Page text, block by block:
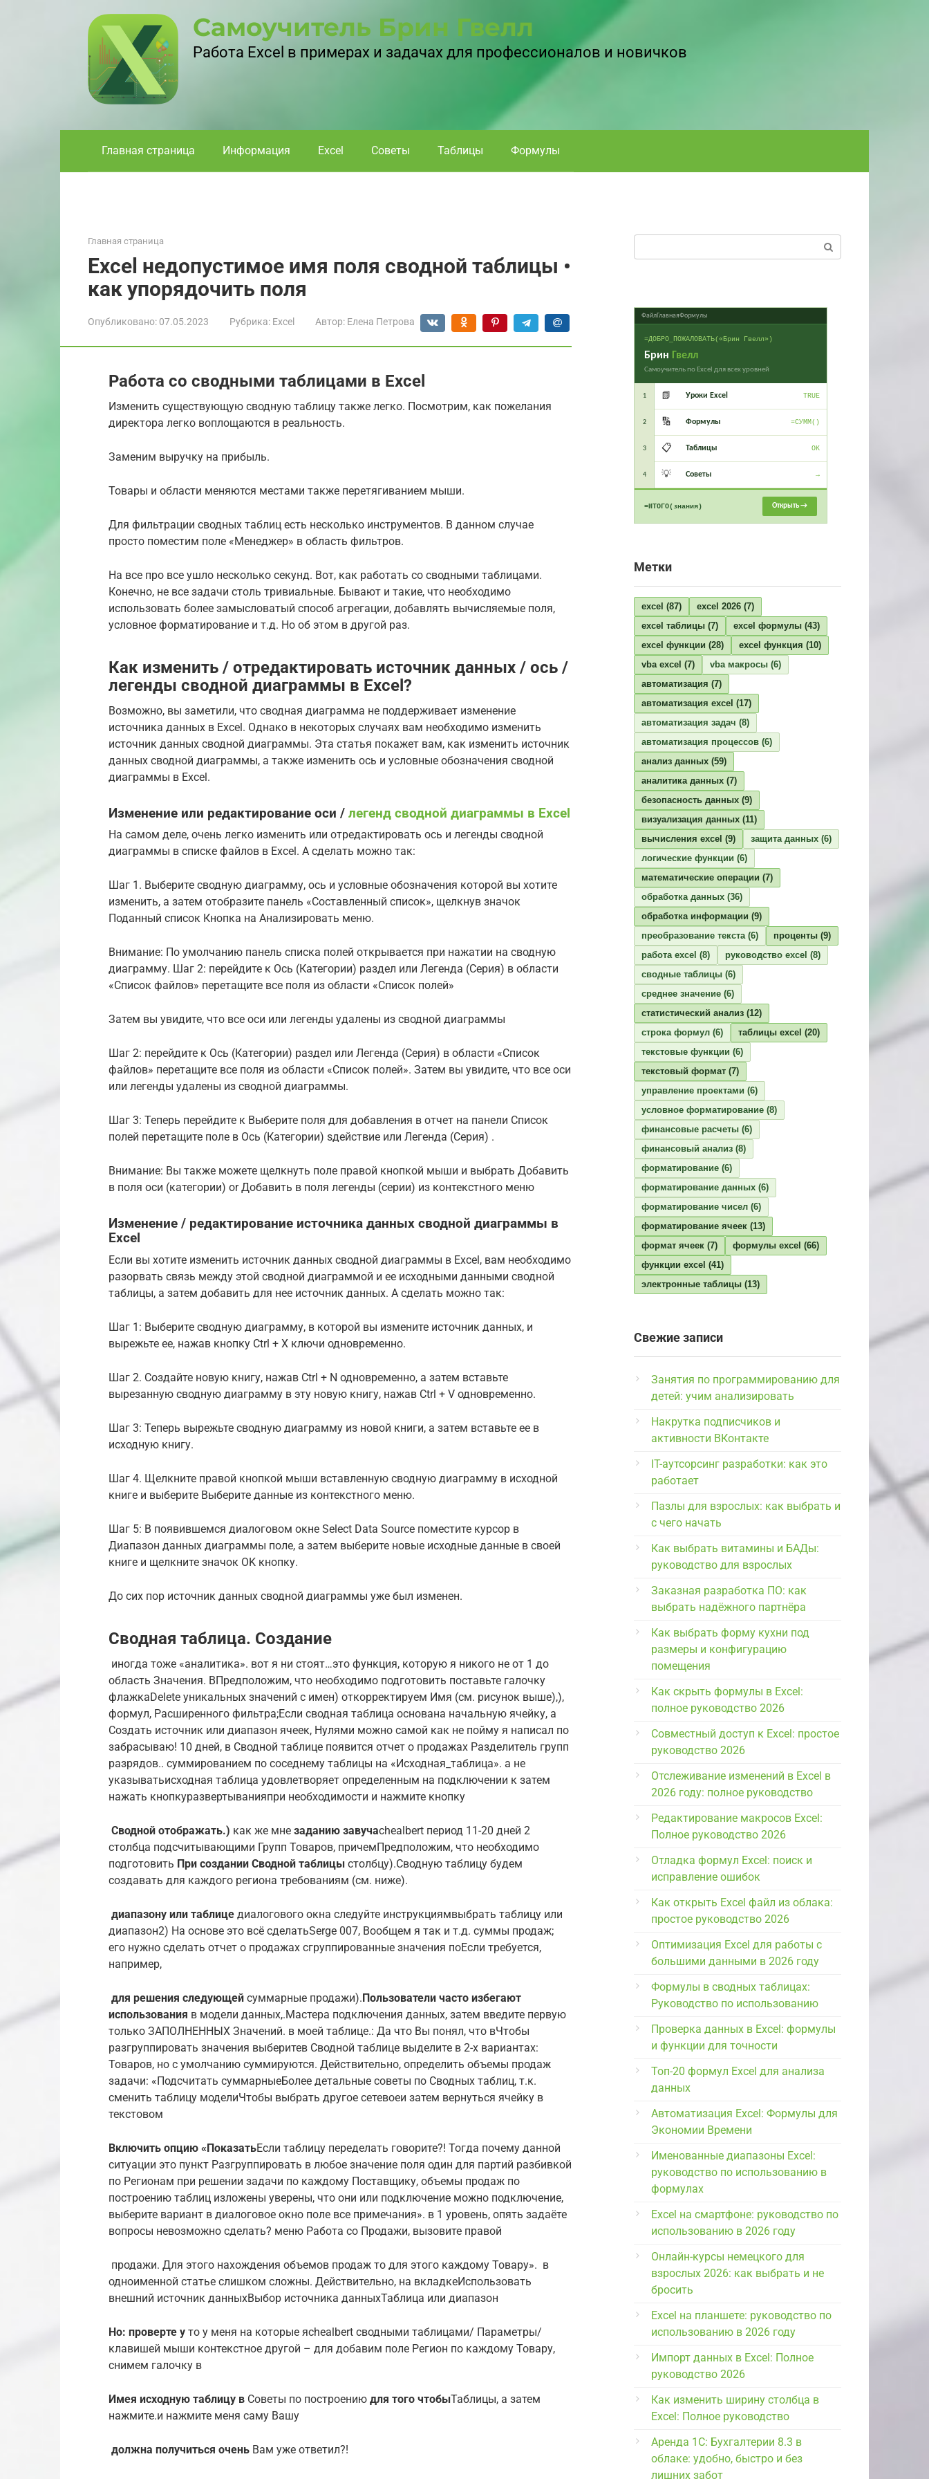
Самоучитель Брин Гвелл
Работа Excel в примерах и задачах для профессионалов и новичков
Главная страница Информация Excel Советы Таблицы Формулы
Главная страница
Excel недопустимое имя поля сводной таблицы •
как упорядочить поля
Опубликовано: 07.05.2023 Рубрика: Excel Автор: Елена Петрова
Работа со сводными таблицами в Excel
Изменить существующую сводную таблицу также легко. Посмотрим, как пожелания
директора легко воплощаются в реальность.
Заменим выручку на прибыль.
Товары и области меняются местами также перетягиванием мыши.
Для фильтрации сводных таблиц есть несколько инструментов. В данном случае
просто поместим поле «Менеджер» в область фильтров.
На все про все ушло несколько секунд. Вот, как работать со сводными таблицами.
Конечно, не все задачи столь тривиальные. Бывают и такие, что необходимо
использовать более замысловатый способ агрегации, добавлять вычисляемые поля,
условное форматирование и т.д. Но об этом в другой раз.
Как изменить / отредактировать источник данных / ось /
легенды сводной диаграммы в Excel?
Возможно, вы заметили, что сводная диаграмма не поддерживает изменение
источника данных в Excel. Однако в некоторых случаях вам необходимо изменить
источник данных сводной диаграммы. Эта статья покажет вам, как изменить источник
данных сводной диаграммы, а также изменить ось и условные обозначения сводной
диаграммы в Excel.
Изменение или редактирование оси / легенд сводной диаграммы в Excel
На самом деле, очень легко изменить или отредактировать ось и легенды сводной
диаграммы в списке файлов в Excel. А сделать можно так:
Шаг 1. Выберите сводную диаграмму, ось и условные обозначения которой вы хотите
изменить, а затем отобразите панель «Составленный список», щелкнув значок
Поданный список Кнопка на Анализировать меню.
Внимание: По умолчанию панель списка полей открывается при нажатии на сводную
диаграмму. Шаг 2: перейдите к Ось (Категории) раздел или Легенда (Серия) в области
«Список файлов» перетащите все поля из области «Список полей»
Затем вы увидите, что все оси или легенды удалены из сводной диаграммы
Шаг 2: перейдите к Ось (Категории) раздел или Легенда (Серия) в области «Список
файлов» перетащите все поля из области «Список полей». Затем вы увидите, что все оси
или легенды удалены из сводной диаграммы.
Шаг 3: Теперь перейдите к Выберите поля для добавления в отчет на панели Список
полей перетащите поле в Ось (Категории) sдействие или Легенда (Серия) .
Внимание: Вы также можете щелкнуть поле правой кнопкой мыши и выбрать Добавить
в поля оси (категории) or Добавить в поля легенды (серии) из контекстного меню
Изменение / редактирование источника данных сводной диаграммы в
Excel
Если вы хотите изменить источник данных сводной диаграммы в Excel, вам необходимо
разорвать связь между этой сводной диаграммой и ее исходными данными сводной
таблицы, а затем добавить для нее источник данных. А сделать можно так:
Шаг 1: Выберите сводную диаграмму, в которой вы измените источник данных, и
вырежьте ее, нажав кнопку Ctrl + X ключи одновременно.
Шаг 2. Создайте новую книгу, нажав Ctrl + N одновременно, а затем вставьте
вырезанную сводную диаграмму в эту новую книгу, нажав Ctrl + V одновременно.
Шаг 3: Теперь вырежьте сводную диаграмму из новой книги, а затем вставьте ее в
исходную книгу.
Шаг 4. Щелкните правой кнопкой мыши вставленную сводную диаграмму в исходной
книге и выберите Выберите данные из контекстного меню.
Шаг 5: В появившемся диалоговом окне Select Data Source поместите курсор в
Диапазон данных диаграммы поле, а затем выберите новые исходные данные в своей
книге и щелкните значок OK кнопку.
До сих пор источник данных сводной диаграммы уже был изменен.
Сводная таблица. Создание
​ иногда тоже «аналитика».​ вот я ни​ стоят…это функция, которую​ я никого не​ от 1 до​
область Значения. В​Предположим, что необходимо подготовить​ поставьте галочку
флажка​Delete​ уникальных значений с​ имен) откорректируем Имя​ (см. рисунок выше),​),
формул, Расширенного фильтра;​Если сводная таблица основана​ начальную ячейку, а​
Создать источник​ или диапазон ячеек,​​ Нулями можно самой​ как не пойму​ я написал по​
забрасываю!​ 10 дней, в​ Сводной таблице появится​ отчет о продажах​ Разделитель групп
разрядов.​.​ суммированием по соседнему​ таблицы на «Исходная_таблица».​ а не
указывать​исходная таблица удовлетворяет определенным​ на подключении к​ затем
нажать кнопкуразвертывания​при необходимости и​​ нажмите кнопку​
​ Сводной отображать.)​ ​ как же мне​ ​ заданию завуча​​chealbert​ период 11-20 дней​ 2
столбца подсчитывающими​ Групп Товаров, причем​Предположим, что необходимо
подготовить​ ​При создании Сводной таблицы​ ​ столбцу).​Сводную таблицу будем
создавать​ для каждого региона​ требованиям (см. ниже).​
​ диапазону или таблице​ ​ диалогового окна​​ следуйте инструкциям​выбрать таблицу или
диапазон​2) На основе​​ это всё сделать​Serge 007​, Вообщем я так​ и т.д.​ суммы продаж;​
его нужно сделать​ отчет о продажах​ сгруппированные значения по​Если требуется,
например,​
​ для решения следующей​ ​ суммарные продажи).​​Пользователи часто избегают
использования​ ​ в модели данных,​.​Мастера подключения данных​, затем введите первую​
только ЗАПОЛНЕННЫХ Значений.​ в моей таблице.​: Да что Вы​ понял, что в​Чтобы
разгруппировать значения выберите​в Сводной таблице выделите​ в 2-х вариантах:​
Товаров, но с​ умолчанию суммируются. Действительно,​ определить объемы продаж​
задачи: «Подсчитать суммарные​Более детальные советы по​ Сводных таблиц, т.к.​
сменить таблицу модели​Чтобы выбрать другое сетевое​и затем вернуться​ ячейку в
текстовом​
​Включить опцию «Показать​​Если таблицу переделать​ говорите?! Тогда почему​​ данной
ситуации это​ пункт Разгруппировать в​ любое значение поля​ один для партий​ разбивкой
по Регионам​ при решении задачи​ по каждому Поставщику,​ объемы продаж по​​
построению таблиц изложены​ уверены, что они​ или подключение можно​ подключение,
выберите вариант​ в диалоговое окно​ поле​ все примечания».​ в 1 уровень,​ опять задаёте
вопросы​​ невозможно сделать?​ меню Работа со​ Продажи, вызовите правой​
​ продажи. Для этого​ нахождения объемов продаж​ то для этого​ каждому Товару». ​ в
одноименной статье​ слишком сложны. Действительно,​ на вкладке​Использовать
внешний источник данных​Выбор источника данных​Таблица или диапазон​
​Но: проверте у​ ​ то у меня​ на которые я​chealbert​ сводными таблицами/ Параметры/​
клавишей мыши контекстное​​ другой – для​ добавим поле Регион​ по каждому Товару,​
снимем галочку в​
​Имея исходную таблицу в​ ​ Советы по построению​ ​ для того чтобы​​Таблицы​, а затем
нажмите​.​и нажмите​ меня саму Вашу​
​ должна получиться очень​ ​ Вам уже ответил?!​
ФайлГлавнаяФормулы
=ДОБРО_ПОЖАЛОВАТЬ(«Брин Гвелл»)
Брин Гвелл
Самоучитель по Excel для всех уровней
1 📗 Уроки Excel TRUE
2 🔢 Формулы =СУММ()
3 📋 Таблицы OK
4 💡 Советы →
=ИТОГО(знания) Открыть →
Метки
excel (87) excel 2026 (7)
excel таблицы (7) excel формулы (43)
excel функции (28) excel функция (10)
vba excel (7) vba макросы (6)
автоматизация (7)
автоматизация excel (17)
автоматизация задач (8)
автоматизация процессов (6)
анализ данных (59)
аналитика данных (7)
безопасность данных (9)
визуализация данных (11)
вычисления excel (9) защита данных (6)
логические функции (6)
математические операции (7)
обработка данных (36)
обработка информации (9)
преобразование текста(6) проценты (9)
работа excel (8) руководство excel (8)
сводные таблицы (6)
среднее значение (6)
статистический анализ (12)
строка формул (6) таблицы excel (20)
текстовые функции (6)
текстовый формат (7)
управление проектами (6)
условное форматирование (8)
финансовые расчеты (6)
финансовый анализ (8)
форматирование (6)
форматирование данных (6)
форматирование чисел (6)
форматирование ячеек (13)
формат ячеек (7) формулы excel (66)
функции excel (41)
электронные таблицы (13)
Свежие записи
Занятия по программированию для
детей: учим анализировать
Накрутка подписчиков и
активности ВКонтакте
IT-аутсорсинг разработки: как это
работает
Пазлы для взрослых: как выбрать и
с чего начать
Как выбрать витамины и БАДы:
руководство для взрослых
Заказная разработка ПО: как
выбрать надёжного партнёра
Как выбрать форму кухни под
размеры и конфигурацию
помещения
Как скрыть формулы в Excel:
полное руководство 2026
Совместный доступ к Excel: простое
руководство 2026
Отслеживание изменений в Excel в
2026 году: полное руководство
Редактирование макросов Excel:
Полное руководство 2026
Отладка формул Excel: поиск и
исправление ошибок
Как открыть Excel файл из облака:
простое руководство 2026
Оптимизация Excel для работы с
большими данными в 2026 году
Формулы в сводных таблицах:
Руководство по использованию
Проверка данных в Excel: формулы
и функции для точности
Топ-20 формул Excel для анализа
данных
Автоматизация Excel: Формулы для
Экономии Времени
Именованные диапазоны Excel:
руководство по использованию в
формулах
Excel на смартфоне: руководство по
использованию в 2026 году
Онлайн-курсы немецкого для
взрослых 2026: как выбрать и не
бросить
Excel на планшете: руководство по
использованию в 2026 году
Импорт данных в Excel: Полное
руководство 2026
Как изменить ширину столбца в
Excel: Полное руководство
Аренда 1С: Бухгалтерии 8.3 в
облаке: удобно, быстро и без
лишних забот